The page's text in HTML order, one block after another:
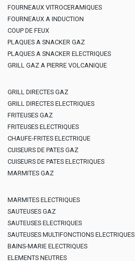
FOURNEAUX VITROCERAMIQUES
FOURNEAUX A INDUCTION
COUP DE FEUX
PLAQUES A SNACKER GAZ
PLAQUES A SNACKER ELECTRIQUES
GRILL GAZ A PIERRE VOLCANIQUE
GRILL DIRECTES GAZ
GRILL DIRECTES ELECTRIQUES
FRITEUSES GAZ
FRITEUSES ELECTRIQUES
CHAUFE-FRITES ELECTRIQUE
CUISEURS DE PATES GAZ
CUISEURS DE PATES ELECTRIQUES
MARMITES GAZ
MARMITES ELECTRIQUES
SAUTEUSES GAZ
SAUTEUSES ELECTRIQUES
SAUTEUSES MULTIFONCTIONS ELECTRIQUES
BAINS-MARIE ELECTRIQUES
ELEMENTS NEUTRES